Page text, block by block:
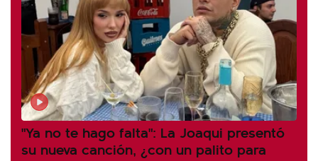
"Ya no te hago falta": La Joaqui presentó
su nueva canción, ¿con un palito para